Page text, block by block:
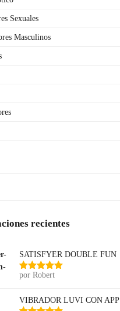
Sexuales
Masculinos
recientes
SATISFYER DOUBLE FUN
Valorado
por Robert
VIBRADOR LUVI CON APP